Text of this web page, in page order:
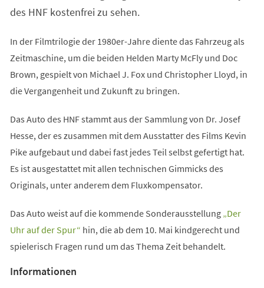
des HNF kostenfrei zu sehen.
In der Filmtrilogie der 1980er-Jahre diente das Fahrzeug als
Zeitmaschine, um die beiden Helden Marty McFly und Doc
Brown, gespielt von Michael J. Fox und Christopher Lloyd, in
die Vergangenheit und Zukunft zu bringen.
Das Auto des HNF stammt aus der Sammlung von Dr. Josef
Hesse, der es zusammen mit dem Ausstatter des Films Kevin
Pike aufgebaut und dabei fast jedes Teil selbst gefertigt hat.
Es ist ausgestattet mit allen technischen Gimmicks des
Originals, unter anderem dem Fluxkompensator.
Das Auto weist auf die kommende Sonderausstellung „Der
Uhr auf der Spur“
(Öffnet
neuen
hin, die ab dem 10. Mai kindgerecht und
spielerisch Fragen rund um das Thema Zeit behandelt.
Informationen